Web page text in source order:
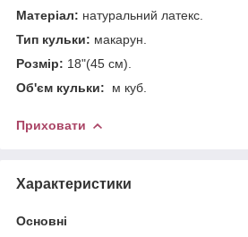
Матеріал: натуральний латекс.
Тип кульки: макарун.
Розмір: 18"(45 см).
Об'єм кульки:
м куб.
Приховати
Характеристики
Основні